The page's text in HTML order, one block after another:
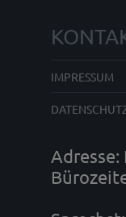
IMPRESSUM
Adresse: